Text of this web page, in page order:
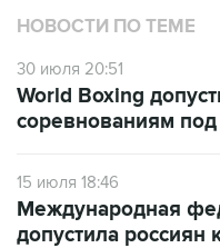
НОВОСТИ ПО ТЕМЕ
30 июля 20:51
World Boxing
соревнованиям
15 июля 18:46
Международная
допустила россиян